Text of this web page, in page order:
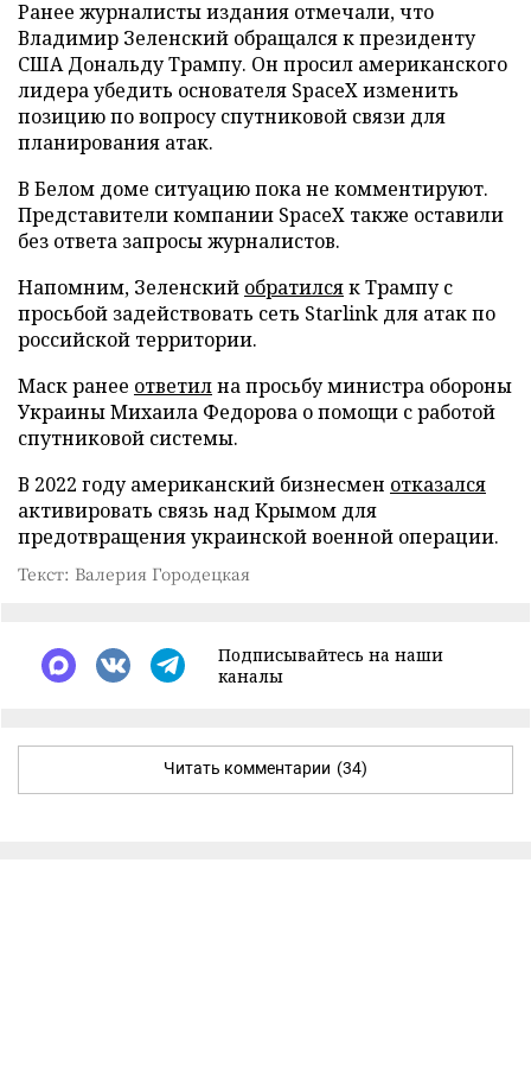
Ранее журналисты издания отмечали, что
Владимир Зеленский обращался к президенту
США Дональду Трампу. Он просил американского
лидера убедить основателя SpaceX изменить
позицию по вопросу спутниковой связи для
планирования атак.
В Белом доме ситуацию пока не комментируют.
Представители компании SpaceX также оставили
без ответа запросы журналистов.
Напомним, Зеленский обратилсяк Трампу с
просьбой задействовать сеть Starlink для атак по
российской территории.
Маск ранее ответилна просьбу министра обороны
Украины Михаила Федорова о помощи с работой
спутниковой системы.
В 2022 году американский бизнесмен отказался
активировать связь над Крымом для
предотвращения украинской военной операции.
Текст: Валерия Городецкая
Подписывайтесь на наши
каналы
Читать комментарии (34)